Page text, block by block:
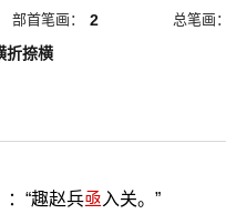
部首笔画： 2
总笔画
折捺横
：“趣赵兵亟 入关。”